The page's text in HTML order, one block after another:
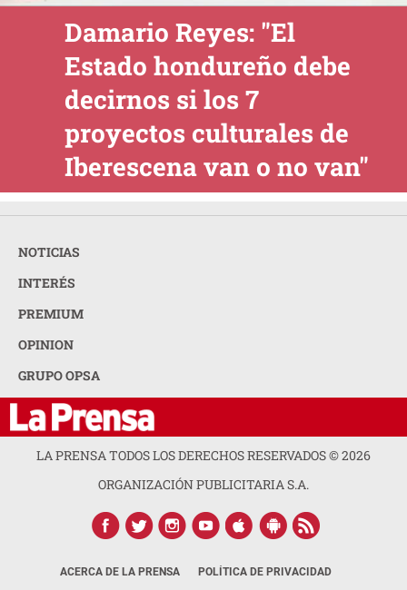
Damario Reyes: "El
Estado hondureño debe
decirnos si los 7
proyectos culturales de
Iberescena van o no van"
NOTICIAS
INTERÉS
PREMIUM
OPINION
GRUPO OPSA
LA PRENSA TODOS LOS DERECHOS RESERVADOS ©2026
ORGANIZACIÓN PUBLICITARIA S.A.
ACERCA DE LA PRENSA POLÍTICA DE PRIVACIDAD